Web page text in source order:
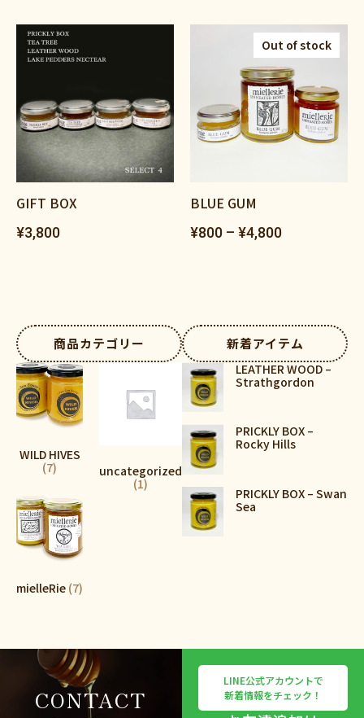
GIFT BOX
¥3,800
Out of stock
BLUE GUM
¥800 – ¥4,800
商品カテゴリー
WILD HIVES
(7)
uncategorized
(1)
mielleRie (7)
新着アイテム
LEATHER WOOD –
Strathgordon
PRICKLY BOX –
Rocky Hills
PRICKLY BOX – Swan
Sea
CONTACT
LINE公式アカウントで
新着情報をチェック！